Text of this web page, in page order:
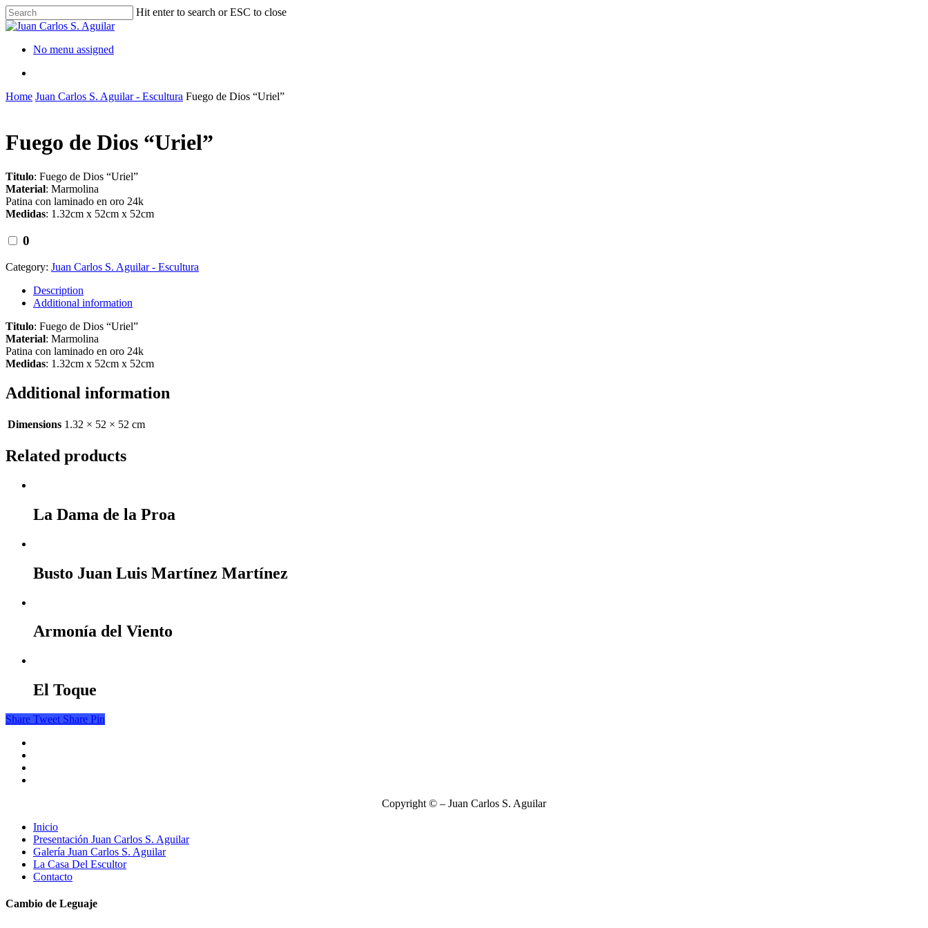
Hit enter to search or ESC to close
No menu assigned
Home Juan Carlos S. Aguilar - Escultura Fuego de Dios “Uriel”
Fuego de Dios “Uriel”
Titulo: Fuego de Dios “Uriel”
Material: Marmolina
Patina con laminado en oro 24k
Medidas: 1.32cm x 52cm x 52cm
0
Category: Juan Carlos S. Aguilar - Escultura
Description
Additional information
Titulo: Fuego de Dios “Uriel”
Material: Marmolina
Patina con laminado en oro 24k
Medidas: 1.32cm x 52cm x 52cm
Additional information
Dimensions 1.32 × 52 × 52 cm
Related products
La Dama de la Proa
Busto Juan Luis Martínez Martínez
Armonía del Viento
El Toque
Share Tweet Share Pin
Copyright © – Juan Carlos S. Aguilar
Inicio
Presentación Juan Carlos S. Aguilar
Galería Juan Carlos S. Aguilar
La Casa Del Escultor
Contacto
Cambio de Leguaje